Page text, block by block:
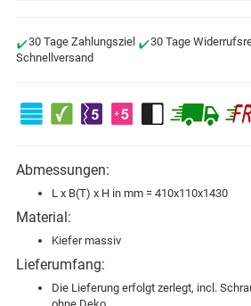
30 Tage Zahlungsziel 30 Tage
Schnellversand
Abmessungen:
L x B(T) x H in mm = 410x110x1430
Material:
Kiefer massiv
Lieferumfang:
Die Lieferung erfolgt zerlegt, incl.